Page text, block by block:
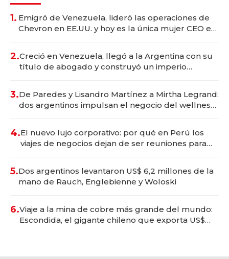
1. Emigró de Venezuela, lideró las operaciones de
Chevron en EE.UU. y hoy es la única mujer CEO en
2.Creció en Venezuela, llegó a la Argentina con su
título de abogado y construyó un imperio
3.De Paredes y Lisandro Martínez a Mirtha Legrand:
dos argentinos impulsan el negocio del wellness
4.El nuevo lujo corporativo: por qué en Perú los
viajes de negocios dejan de ser reuniones para
5.Dos argentinos levantaron US$ 6,2 millones de la
mano de Rauch, Englebienne y Woloski
6.Viaje a la mina de cobre más grande del mundo:
Escondida, el gigante chileno que exporta US$